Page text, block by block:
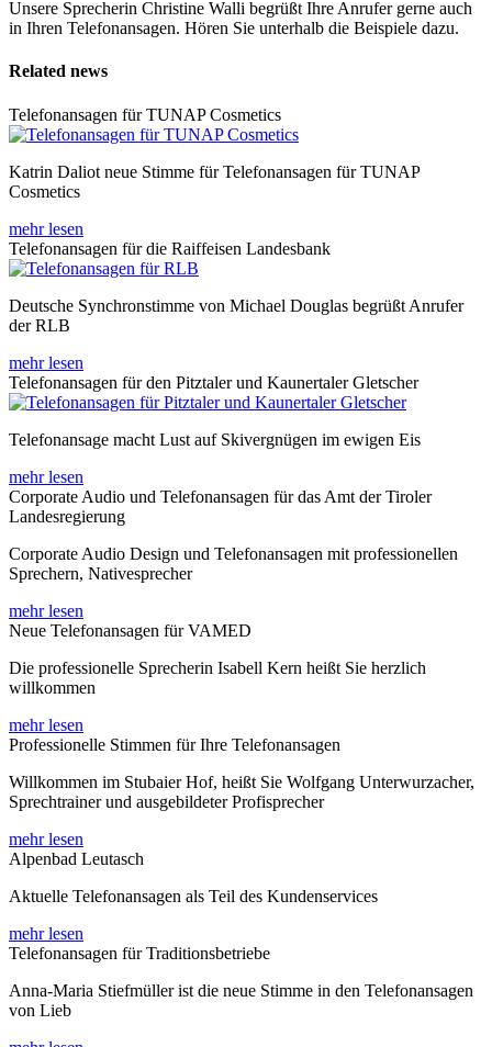
Unsere Sprecherin Christine Walli begrüßt Ihre Anrufer gerne auch
in Ihren Telefonansagen. Hören Sie unterhalb die Beispiele dazu.
Related news
Telefonansagen für TUNAP Cosmetics
Katrin Daliot neue Stimme für Telefonansagen für TUNAP
Cosmetics
mehr lesen
Telefonansagen für die Raiffeisen Landesbank
Deutsche Synchronstimme von Michael Douglas begrüßt Anrufer
der RLB
mehr lesen
Telefonansagen für den Pitztaler und Kaunertaler Gletscher
Telefonansage macht Lust auf Skivergnügen im ewigen Eis
mehr lesen
Corporate Audio und Telefonansagen für das Amt der Tiroler
Landesregierung
Corporate Audio Design und Telefonansagen mit professionellen
Sprechern, Nativesprecher
mehr lesen
Neue Telefonansagen für VAMED
Die professionelle Sprecherin Isabell Kern heißt Sie herzlich
willkommen
mehr lesen
Professionelle Stimmen für Ihre Telefonansagen
Willkommen im Stubaier Hof, heißt Sie Wolfgang Unterwurzacher,
Sprechtrainer und ausgebildeter Profisprecher
mehr lesen
Alpenbad Leutasch
Aktuelle Telefonansagen als Teil des Kundenservices
mehr lesen
Telefonansagen für Traditionsbetriebe
Anna-Maria Stiefmüller ist die neue Stimme in den Telefonansagen
von Lieb